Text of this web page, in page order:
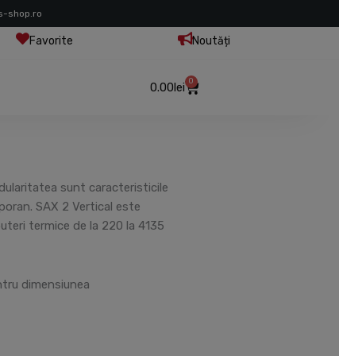
shop.ro
Favorite Noutăți
0.00lei 0
Cart
sunt caracteristicile
SAX 2 Vertical este
termice de la 220 la 4135
dimensiunea